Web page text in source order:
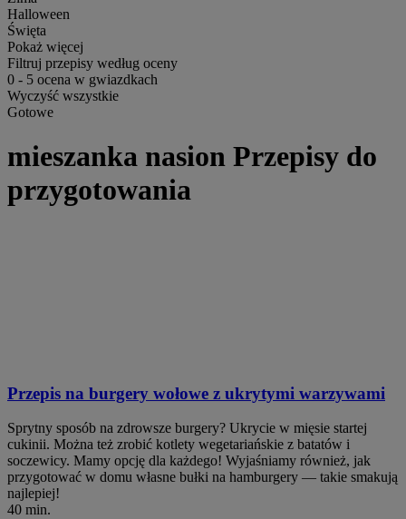
Halloween
Święta
Pokaż więcej
Filtruj przepisy według oceny
0 - 5 ocena w gwiazdkach
Wyczyść wszystkie
Gotowe
mieszanka nasion Przepisy do
przygotowania
Przepis na burgery wołowe z ukrytymi warzywami
Sprytny sposób na zdrowsze burgery? Ukrycie w mięsie startej
cukinii. Można też zrobić kotlety wegetariańskie z batatów i
soczewicy. Mamy opcję dla każdego! Wyjaśniamy również, jak
przygotować w domu własne bułki na hamburgery — takie smakują
najlepiej!
40 min.